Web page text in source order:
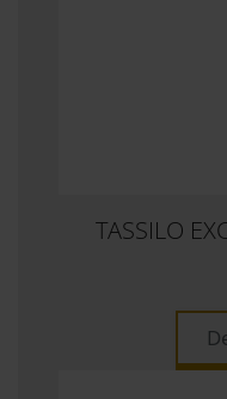
TASSILO